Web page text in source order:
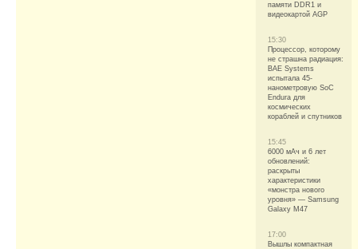
памяти DDR1 и
видеокартой AGP
15:30
Процессор, которому
не страшна радиация:
BAE Systems
испытала 45-
нанометровую SoC
Endura для
космических
кораблей и спутников
15:45
6000 мАч и 6 лет
обновлений:
раскрыты
характеристики
«монстра нового
уровня» — Samsung
Galaxy M47
17:00
Вышлы компактная